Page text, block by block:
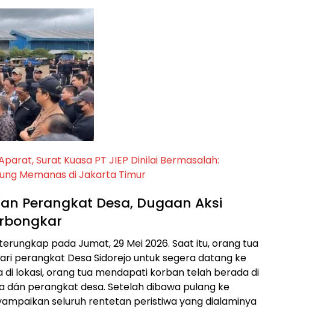
Surat Kuasa PT JIEP Dinilai Bermasalah:
Memanas di Jakarta Timur
Perangkat Desa, Dugaan Aksi
pada Jumat, 29 Mei 2026. Saat itu, orang tua
perangkat Desa Sidorejo untuk segera datang ke
lokasi, orang tua mendapati korban telah berada di
dán perangkat desa. Setelah dibawa pulang ke
seluruh rentetan peristiwa yang dialaminya